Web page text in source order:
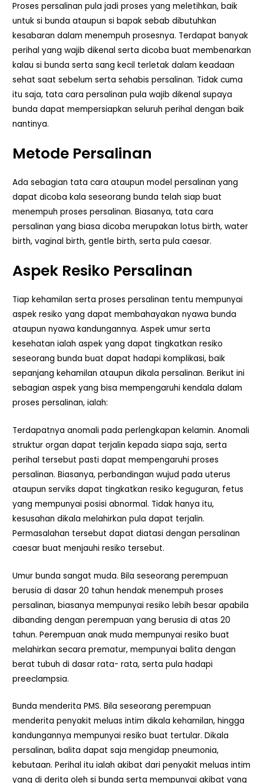
Proses persalinan pula jadi proses yang meletihkan, baik
untuk si bunda ataupun si bapak sebab dibutuhkan
kesabaran dalam menempuh prosesnya. Terdapat banyak
perihal yang wajib dikenal serta dicoba buat membenarkan
kalau si bunda serta sang kecil terletak dalam keadaan
sehat saat sebelum serta sehabis persalinan. Tidak cuma
itu saja, tata cara persalinan pula wajib dikenal supaya
bunda dapat mempersiapkan seluruh perihal dengan baik
nantinya.
Metode Persalinan
Ada sebagian tata cara ataupun model persalinan yang
dapat dicoba kala seseorang bunda telah siap buat
menempuh proses persalinan. Biasanya, tata cara
persalinan yang biasa dicoba merupakan lotus birth, water
birth, vaginal birth, gentle birth, serta pula caesar.
Aspek Resiko Persalinan
Tiap kehamilan serta proses persalinan tentu mempunyai
aspek resiko yang dapat membahayakan nyawa bunda
ataupun nyawa kandungannya. Aspek umur serta
kesehatan ialah aspek yang dapat tingkatkan resiko
seseorang bunda buat dapat hadapi komplikasi, baik
sepanjang kehamilan ataupun dikala persalinan. Berikut ini
sebagian aspek yang bisa mempengaruhi kendala dalam
proses persalinan, ialah:
Terdapatnya anomali pada perlengkapan kelamin. Anomali
struktur organ dapat terjalin kepada siapa saja, serta
perihal tersebut pasti dapat mempengaruhi proses
persalinan. Biasanya, perbandingan wujud pada uterus
ataupun serviks dapat tingkatkan resiko keguguran, fetus
yang mempunyai posisi abnormal. Tidak hanya itu,
kesusahan dikala melahirkan pula dapat terjalin.
Permasalahan tersebut dapat diatasi dengan persalinan
caesar buat menjauhi resiko tersebut.
Umur bunda sangat muda. Bila seseorang perempuan
berusia di dasar 20 tahun hendak menempuh proses
persalinan, biasanya mempunyai resiko lebih besar apabila
dibanding dengan perempuan yang berusia di atas 20
tahun. Perempuan anak muda mempunyai resiko buat
melahirkan secara prematur, mempunyai balita dengan
berat tubuh di dasar rata- rata, serta pula hadapi
preeclampsia.
Bunda menderita PMS. Bila seseorang perempuan
menderita penyakit meluas intim dikala kehamilan, hingga
kandungannya mempunyai resiko buat tertular. Dikala
persalinan, balita dapat saja mengidap pneumonia,
kebutaan. Perihal itu ialah akibat dari penyakit meluas intim
yang di derita oleh si bunda serta mempunyai akibat yang